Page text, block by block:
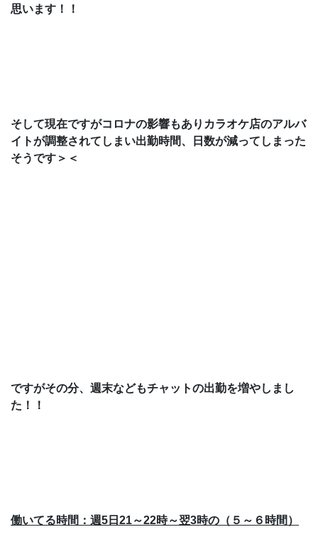
思います！！
そして現在ですがコロナの影響もありカラオケ店のアルバ
イトが調整されて しまい出勤時間、日数が減ってしまった
そうです＞＜
ですがその分、週末などもチャットの出勤を増やしまし
た！！
働いてる時間：週5日21～22時～翌3時の（５～６時間）